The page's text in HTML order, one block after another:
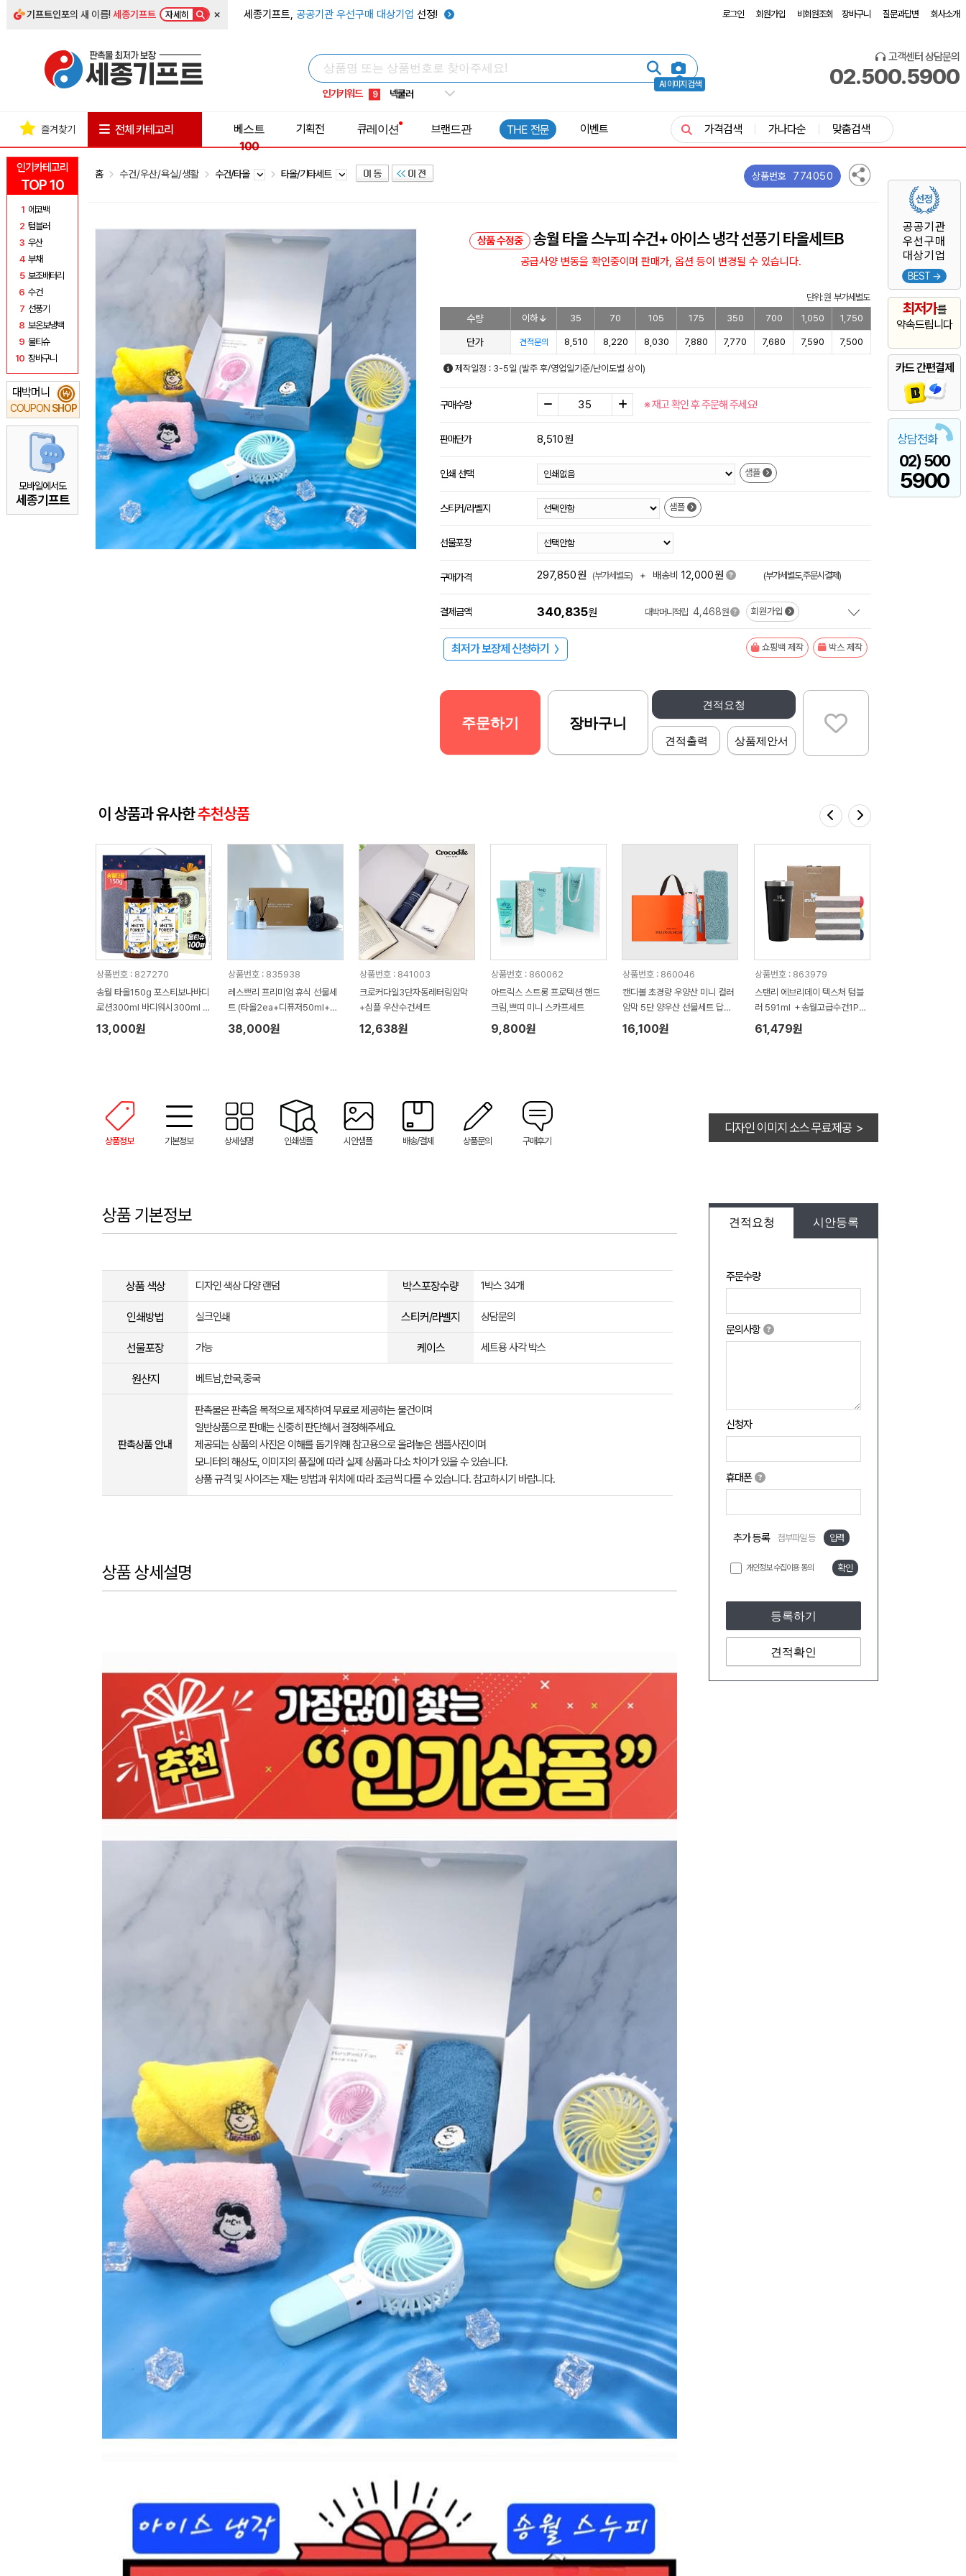
기프트인포의 새 이름!세종기프트 자세히 × 세종기프트, 공공기관 우선구매 대상기업 선정! 로그인 회원가입 비회원조회 장바구니 질문과답변 회사소개
AI 이미지 검색
인기키워드
5 키캡
8 쿨토시
9 넥쿨러
1 선풍기
고객센터 상담문의
02.500.5900
인기카테고리
TOP 10
1 에코백
2 텀블러
3 우산
4 부채
5 보조배터리
6 수건
7 선풍기
8 보온보냉백
9 물티슈
10 장바구니
대박머니
COUPON SHOP
₩
모바일에서도
세종기프트
공공기관
우선구매
대상기업
BEST →
최저가를
약속드립니다
카드 간편결제
상담전화
02) 500
5900
즐겨찾기 전체 카테고리
베스트
100
기획전 큐레이션 브랜드관 THE 전문 이벤트 가격검색 가나다순 맞춤검색
홈 수건/우산/욕실/생활 수건/타올 타올/기타세트 상품번호 774050
상품 수정중 송월 타올 스누피 수건+ 아이스 냉각 선풍기 타올세트B
공급사양 변동을 확인중이며 판매가, 옵션 등이 변경될 수 있습니다.
단위: 원 부가세별도
수량 이하 35 70 105 175 350 700 1,050 1,750
단가 견적문의 8,510 8,220 8,030 7,880 7,770 7,680 7,590 7,500
제작일정 : 3-5일 (발주 후/영업일기준/난이도별 상이)
구매수량 ※ 재고 확인 후 주문해 주세요!
판매단가 8,510원
인쇄 선택 샘플
스티커/라벨지 샘플
선물포장
구매가격 297,850원 (부가세별도) + 배송비 12,000원 (부가세별도,주문시결제)
결제금액 340,835원 대박머니적립 4,468원 회원가입
최저가 보장제 신청하기 〉 쇼핑백 제작 박스 제작
견적요청
견적출력 상품제안서
주문하기 장바구니
이 상품과 유사한추천상품
상품번호 : 827270
송월 타올150g 포스티보나바디
로션300ml 바디워시300ml 물
티슈100매(4종)
13,000원
상품번호 : 835938
레스쁘리 프리미엄 휴식 선물세
트 (타올2ea+디퓨저50ml+클
렌저290ml+로션300ml)
38,000원
상품번호 : 841003
크로커다일3단자동레터링암막
+심플 우산수건세트
12,638원
상품번호 : 860062
아트릭스 스트롱 프로텍션 핸드
크림,쁘띠 미니 스카프세트
9,800원
상품번호 : 860046
캔디볼 초경량 우양산 미니 컬러
암막 5단 양우산 선물세트 답례
품+송월타올세트 항균 무지40
수건세트
16,100원
상품번호 : 863979
스탠리 에브리데이 텍스처 텀블
러 591ml ＋송월고급수건1P세
트
61,479원
상품정보 기본정보 상세설명 인쇄샘플 시안샘플 배송/결제 상품문의 구매후기
디자인 이미지 소스 무료제공 >
견적요청 시안등록
주문수량
문의사항
신청자
휴대폰
추가 등록 첨부파일 등 입력
개인정보 수집이용 동의 확인
등록하기
견적확인
상품 기본정보
상품 색상 디자인 색상 다양 랜덤 박스포장수량 1박스 34개
인쇄방법 실크인쇄 스티커/라벨지 상담문의
선물포장 가능 케이스 세트용 사각 박스
원산지 베트남,한국,중국
판촉상품 안내
판촉물은 판촉을 목적으로 제작하여 무료로 제공하는 물건이며
일반상품으로 판매는 신중히 판단해서 결정해주세요.
제공되는 상품의 사진은 이해를 돕기위해 참고용으로 올려놓은 샘플사진이며
모니터의 해상도, 이미지의 품질에 따라 실제 상품과 다소 차이가 있을 수 있습니다.
상품 규격 및 사이즈는 재는 방법과 위치에 따라 조금씩 다를 수 있습니다. 참고하시기 바랍니다.
상품 상세설명